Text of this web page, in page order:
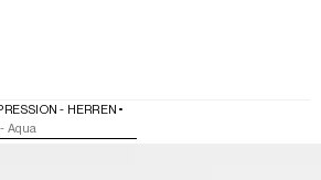
- HERREN
Aqua